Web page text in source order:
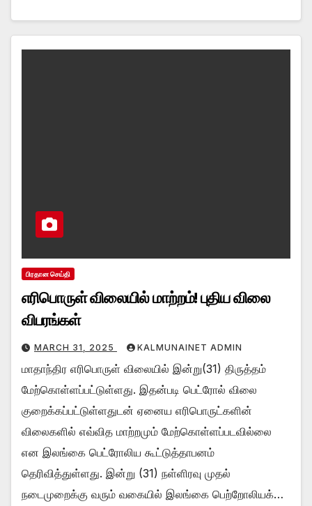
பிரதான செய்தி
எரிபொருள் விலையில் மாற்றம்! புதிய விலை
விபரங்கள்
MARCH 31, 2025 KALMUNAINET ADMIN
மாதாந்திர எரிபொருள் விலையில் இன்று(31) திருத்தம்
மேற்கொள்ளப்பட்டுள்ளது. இதன்படி பெட்ரோல் விலை
குறைக்கப்பட்டுள்ளதுடன் ஏனைய எரிபொருட்களின்
விலைகளில் எவ்வித மாற்றமும் மேற்கொள்ளப்படவில்லை
என இலங்கை பெட்ரோலிய கூட்டுத்தாபனம்
தெரிவித்துள்ளது. இன்று (31) நள்ளிரவு முதல்
நடைமுறைக்கு வரும் வகையில் இலங்கை பெற்றோலியக்…